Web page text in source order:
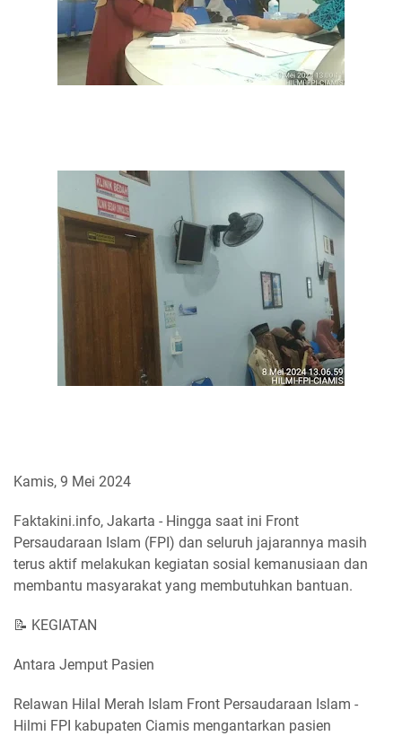
Kamis, 9 Mei 2024
Faktakini.info, Jakarta - Hingga saat ini Front
Persaudaraan Islam (FPI) dan seluruh jajarannya masih
terus aktif melakukan kegiatan sosial kemanusiaan dan
membantu masyarakat yang membutuhkan bantuan.
📝 KEGIATAN
Antara Jemput Pasien
Relawan Hilal Merah Islam Front Persaudaraan Islam -
Hilmi FPI kabupaten Ciamis mengantarkan pasien